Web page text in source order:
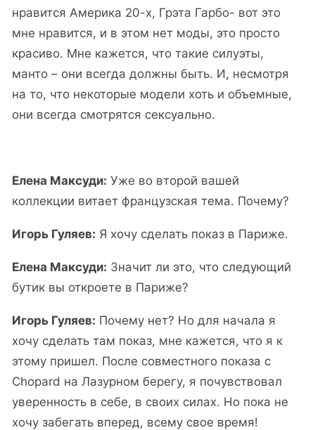
нравится Америка 20-х, Грэта Гарбо- вот это
мне нравится, и в этом нет моды, это просто
красиво. Мне кажется, что такие силуэты,
манто – они всегда должны быть. И, несмотря
на то, что некоторые модели хоть и объемные,
они всегда смотрятся сексуально.
Елена Максуди: Уже во второй вашей
коллекции витает французская тема. Почему?
Игорь Гуляев: Я хочу сделать показ в Париже.
Елена Максуди: Значит ли это, что следующий
бутик вы откроете в Париже?
Игорь Гуляев: Почему нет? Но для начала я
хочу сделать там показ, мне кажется, что я к
этому пришел. После совместного показа с
Chopard на Лазурном берегу, я почувствовал
уверенность в себе, в своих силах. Но пока не
хочу забегать вперед, всему свое время!